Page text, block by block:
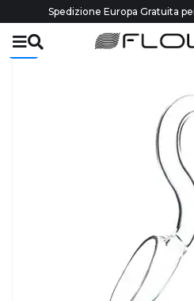
Spedizione Europa Gratuita